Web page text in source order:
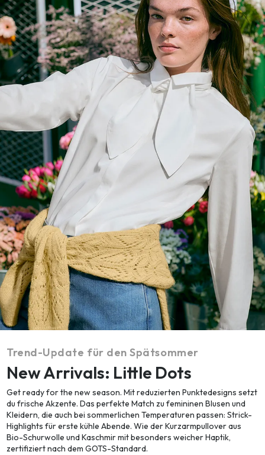
Trend-Update für den Spätsommer
New Arrivals: Little Dots
Get ready for the new season. Mit reduzierten Punktedesigns setzt
du frische Akzente. Das perfekte Match zu femininen Blusen und
Kleidern, die auch bei sommerlichen Temperaturen passen: Strick-
Highlights für erste kühle Abende. Wie der Kurzarmpullover aus
Bio-Schurwolle und Kaschmir mit besonders weicher Haptik,
zertifiziert nach dem GOTS-Standard.